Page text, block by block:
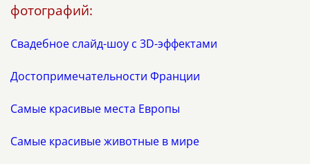
фотографий:
Свадебное слайд-шоу с 3D-эффектами
Достопримечательности Франции
Самые красивые места Европы
Самые красивые животные в мире